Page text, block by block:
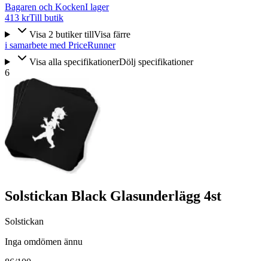
Bagaren och KockenI lager
413 krTill butik
Visa 2 butiker tillVisa färre
i samarbete med PriceRunner
Visa alla specifikationerDölj specifikationer
6
Solstickan Black Glasunderlägg 4st
Solstickan
Inga omdömen ännu